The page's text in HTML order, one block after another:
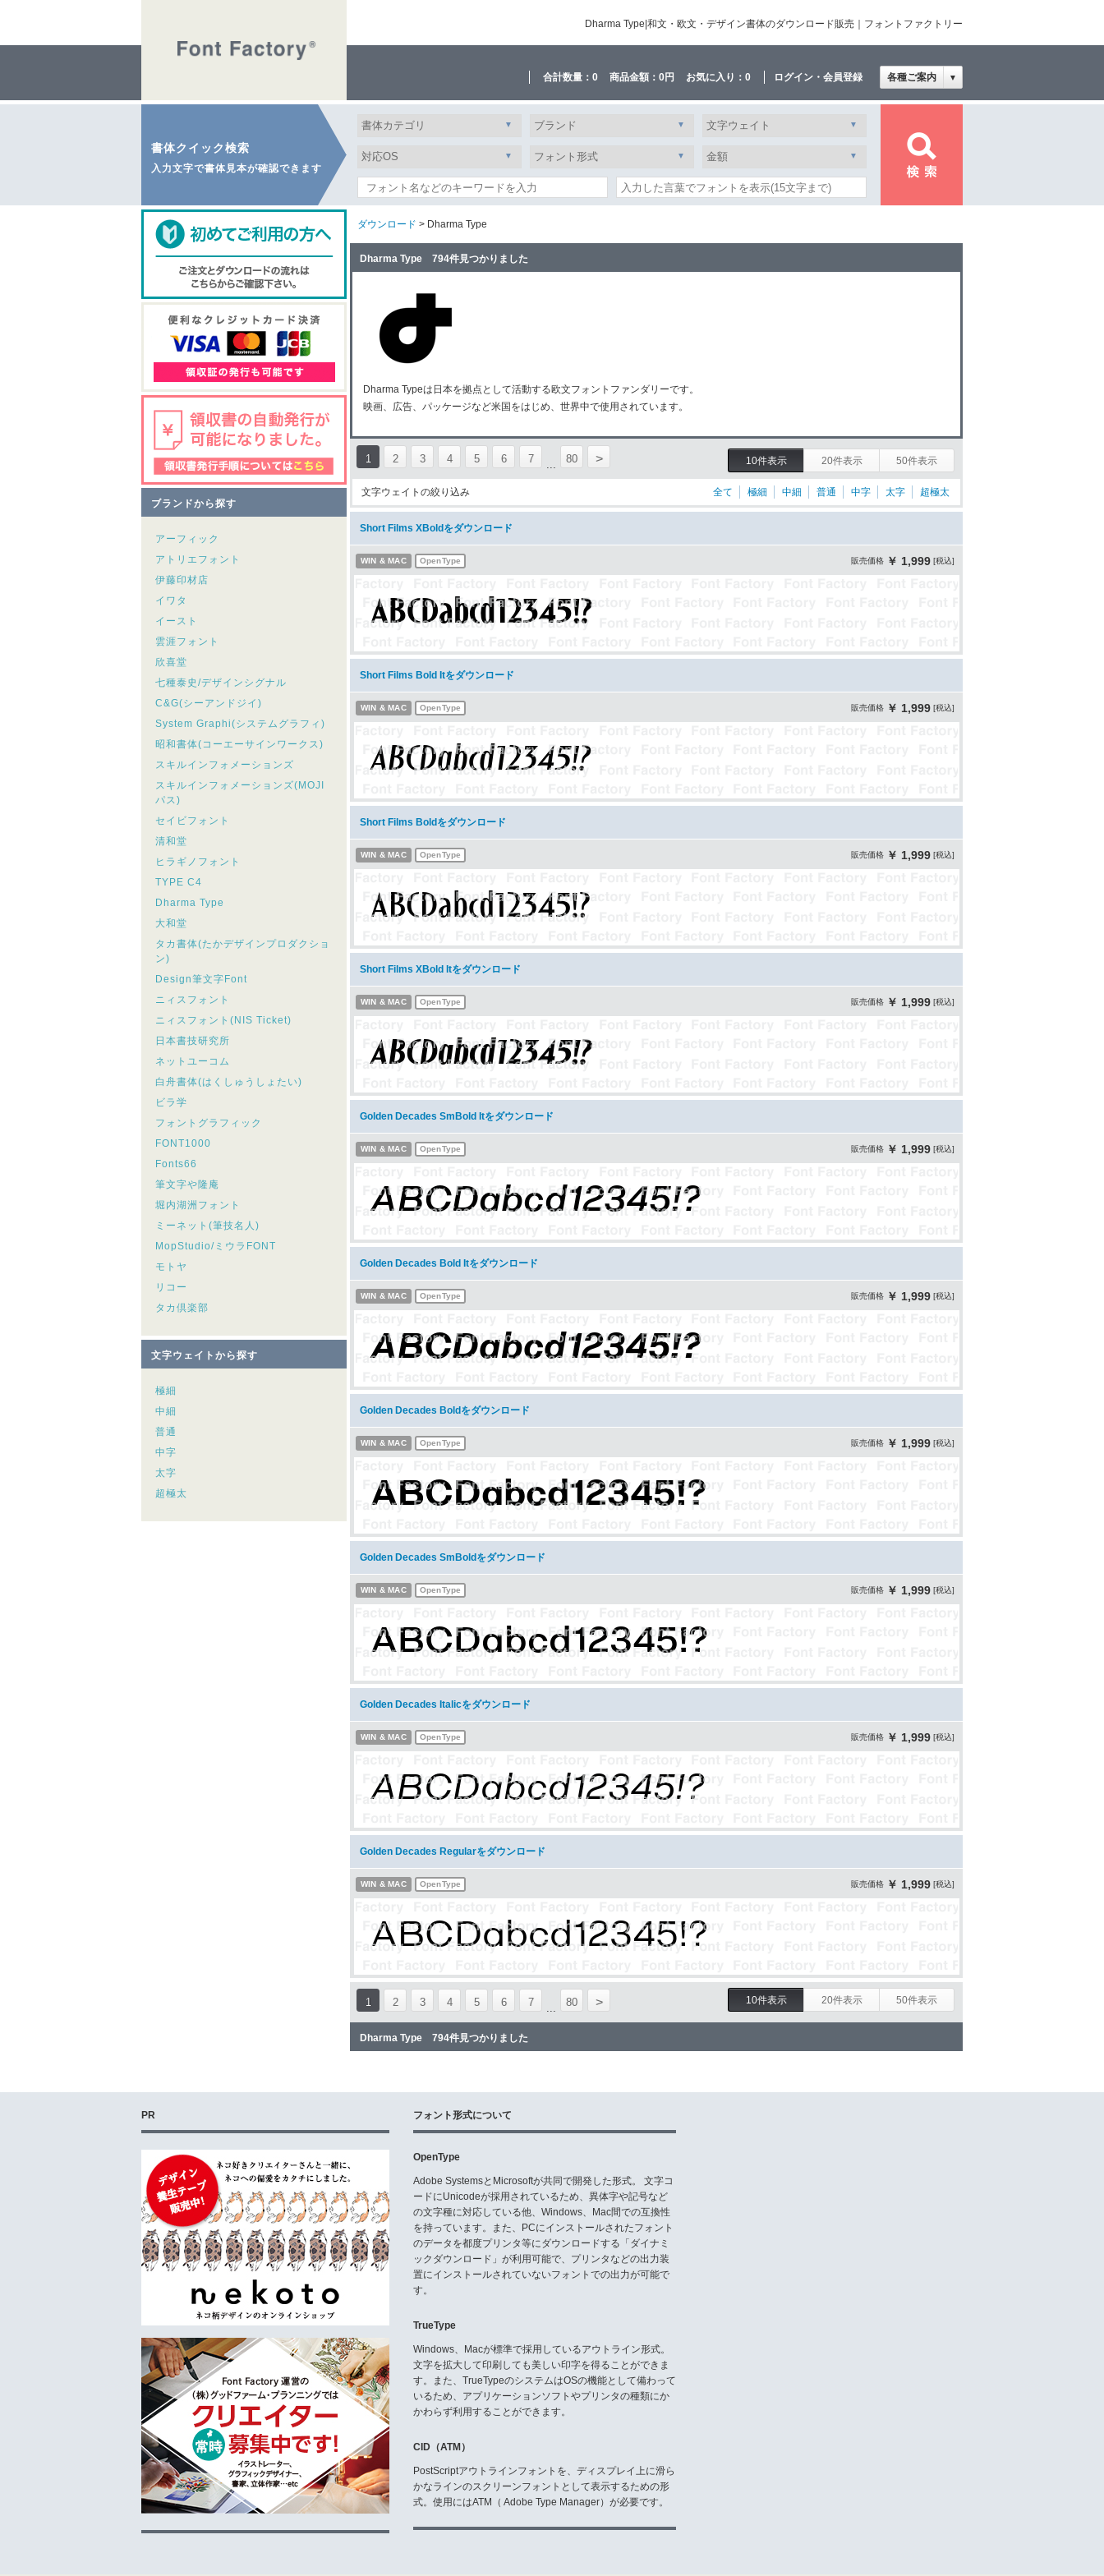
Dharma Type|和文・欧文・デザイン書体のダウンロード販売｜フォントファクトリー
合計数量： 0 商品金額： 0円 お気に入り： 0 ログイン・会員登録 各種ご案内 ▼
書体クイック検索
入力文字で書体見本が確認できます
ブランドから探す
アーフィック
アトリエフォント
伊藤印材店
イワタ
イースト
雲涯フォント
欣喜堂
七種泰史/デザインシグナル
C&G(シーアンドジイ)
System Graphi(システムグラフィ)
昭和書体(コーエーサインワークス)
スキルインフォメーションズ
スキルインフォメーションズ(MOJI
パス)
セイビフォント
清和堂
ヒラギノフォント
TYPE C4
Dharma Type
大和堂
タカ書体(たかデザインプロダクショ
ン)
Design筆文字Font
ニィスフォント
ニィスフォント(NIS Ticket)
日本書技研究所
ネットユーコム
白舟書体(はくしゅうしょたい)
ビラ学
フォントグラフィック
FONT1000
Fonts66
筆文字や隆庵
堀内湖洲フォント
ミーネット(筆技名人)
MopStudio/ミウラFONT
モトヤ
リコー
タカ倶楽部
文字ウェイトから探す
極細
中細
普通
中字
太字
超極太
ダウンロード > Dharma Type
Dharma Type 794件見つかりました
Dharma Typeは日本を拠点として活動する欧文フォントファンダリーです。
映画、広告、パッケージなど米国をはじめ、世界中で使用されています。
1 2 3 4 5 6 7 ... 80 > 10件表示 20件表示 50件表示
文字ウェイトの絞り込み 全て 極細 中細 普通 中字 太字 超極太
Short Films XBoldをダウンロード
販売価格 ￥ 1,999 [税込]
WIN & MAC OpenType
Short Films Bold Itをダウンロード
販売価格 ￥ 1,999 [税込]
WIN & MAC OpenType
Short Films Boldをダウンロード
販売価格 ￥ 1,999 [税込]
WIN & MAC OpenType
Short Films XBold Itをダウンロード
販売価格 ￥ 1,999 [税込]
WIN & MAC OpenType
Golden Decades SmBold Itをダウンロード
販売価格 ￥ 1,999 [税込]
WIN & MAC OpenType
Golden Decades Bold Itをダウンロード
販売価格 ￥ 1,999 [税込]
WIN & MAC OpenType
Golden Decades Boldをダウンロード
販売価格 ￥ 1,999 [税込]
WIN & MAC OpenType
Golden Decades SmBoldをダウンロード
販売価格 ￥ 1,999 [税込]
WIN & MAC OpenType
Golden Decades Italicをダウンロード
販売価格 ￥ 1,999 [税込]
WIN & MAC OpenType
Golden Decades Regularをダウンロード
販売価格 ￥ 1,999 [税込]
WIN & MAC OpenType
1 2 3 4 5 6 7 ... 80 > 10件表示 20件表示 50件表示
Dharma Type 794件見つかりました
PR フォント形式について
OpenType
Adobe SystemsとMicrosoftが共同で開発した形式。 文字コ
ードにUnicodeが採用されているため、異体字や記号など
の文字種に対応している他、Windows、Mac間での互換性
を持っています。また、PCにインストールされたフォント
のデータを都度プリンタ等にダウンロードする「ダイナミ
ックダウンロード」が利用可能で、プリンタなどの出力装
置にインストールされていないフォントでの出力が可能で
す。
TrueType
Windows、Macが標準で採用しているアウトライン形式。
文字を拡大して印刷しても美しい印字を得ることができま
す。また、TrueTypeのシステムはOSの機能として備わって
いるため、アプリケーションソフトやプリンタの種類にか
かわらず利用することができます。
CID（ATM）
PostScriptアウトラインフォントを、ディスプレイ上に滑ら
かなラインのスクリーンフォントとして表示するための形
式。使用にはATM（ Adobe Type Manager）が必要です。